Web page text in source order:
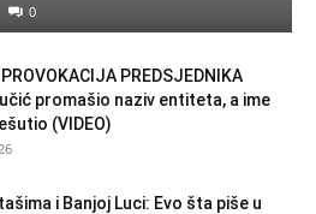
0
PREDSJEDNIKA
promašio naziv entiteta, a ime
(VIDEO)
i Banjoj Luci: Evo šta piše u